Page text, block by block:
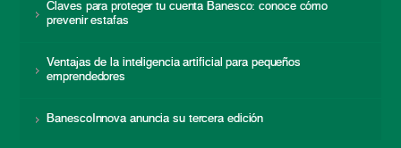
Claves para proteger tu cuenta Banesco: conoce cómo
prevenir estafas
Ventajas de la inteligencia artificial para pequeños
emprendedores
BanescoInnova anuncia su tercera edición